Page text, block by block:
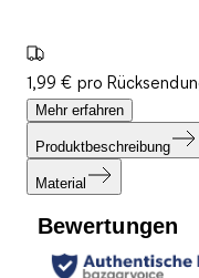
1,99 € pro
Mehr erfahren
Produktbeschreibung
Material
Bewertungen